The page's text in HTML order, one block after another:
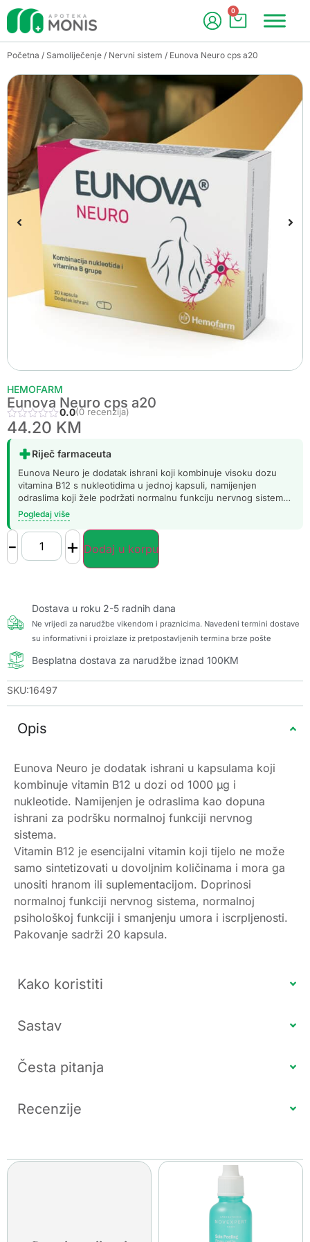
0
Početna / Samoliječenje / Nervni sistem / Eunova Neuro cps a20
HEMOFARM
Eunova Neuro cps a20
0.0(0 recenzija)
44.20 KM
Riječ farmaceuta
Eunova Neuro je dodatak ishrani koji kombinuje visoku dozu
vitamina B12 s nukleotidima u jednoj kapsuli, namijenjen
odraslima koji žele podržati normalnu funkciju nervnog sistema
kroz svakodnevnu suplementaciju.
Pogledaj više
- + Dodaj u korpu
Dostava u roku 2-5 radnih dana
Ne vrijedi za narudžbe vikendom i praznicima. Navedeni termini dostave
su informativni i proizlaze iz pretpostavljenih termina brze pošte
Besplatna dostava za narudžbe iznad 100KM
SKU:16497
Opis
Eunova Neuro je dodatak ishrani u kapsulama koji
kombinuje vitamin B12 u dozi od 1000 µg i
nukleotide. Namijenjen je odraslima kao dopuna
ishrani za podršku normalnoj funkciji nervnog
sistema.
Vitamin B12 je esencijalni vitamin koji tijelo ne može
samo sintetizovati u dovoljnim količinama i mora ga
unositi hranom ili suplementacijom. Doprinosi
normalnoj funkciji nervnog sistema, normalnoj
psihološkoj funkciji i smanjenju umora i iscrpljenosti.
Pakovanje sadrži 20 kapsula.
Kako koristiti
Sastav
Česta pitanja
Recenzije